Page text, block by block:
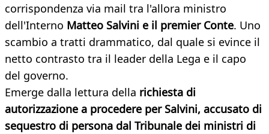
corrispondenza via mail tra l'allora ministro
dell'Interno Matteo Salvini e il premier Conte. Uno
scambio a tratti drammatico, dal quale si evince il
netto contrasto tra il leader della Lega e il capo
del governo.
Emerge dalla lettura della richiesta di
autorizzazione a procedere per Salvini, accusato di
sequestro di persona dal Tribunale dei ministri di